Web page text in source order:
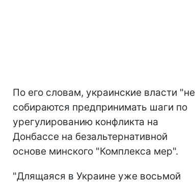
По его словам, украинские власти "не
собираются предпринимать шаги по
урегулированию конфликта на
Донбассе на безальтернативной
основе минского "Комплекса мер".
"Длящаяся в Украине уже восьмой